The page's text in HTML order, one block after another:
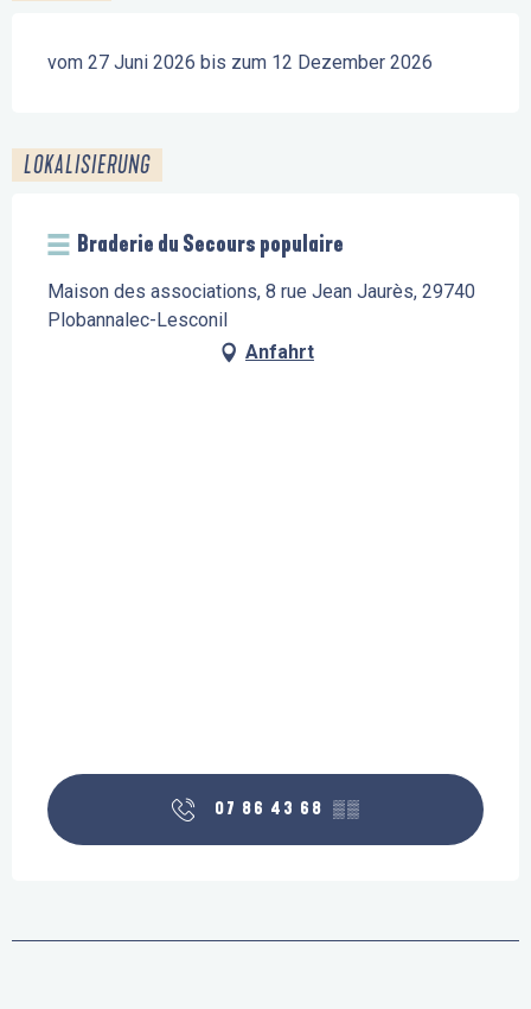
vom 27 Juni 2026 bis zum 12 Dezember 2026
LOKALISIERUNG
Braderie du Secours populaire
Maison des associations, 8 rue Jean Jaurès, 29740
Plobannalec-Lesconil
Anfahrt
07 86 43 68 ▒▒